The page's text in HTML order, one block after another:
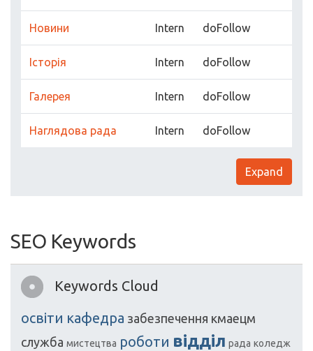
Новини Intern doFollow
Історія Intern doFollow
Галерея Intern doFollow
Наглядова рада Intern doFollow
Expand
SEO Keywords
Keywords Cloud
освіти кафедра забезпечення кмаецм
служба мистецтва роботи відділ рада коледж